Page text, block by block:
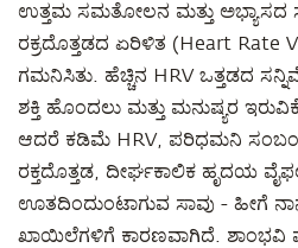
ಉತ್ತಮ ಸಮತೋಲನ ಮತ್ತು
ರಕ್ರದೊತ್ತಡದ ಏರಿಳಿತ (Heart Rate
ಗಮನಿಸಿತು. ಹೆಚ್ಚಿನ HRV ಒತ್ತಡದ
ಶಕ್ತಿ ಹೊಂದಲು ಮತ್ತು ಮನುಷ್ಯರ
ಆದರೆ ಕಡಿಮೆ HRV, ಪರಿಧಮನಿ
ರಕ್ತದೊತ್ತಡ, ದೀರ್ಘಕಾಲಿಕ ಹೃದಯ
ಊತದಿಂದುಂಟಾಗುವ ಸಾವು - ಹೀಗೆ
ಖಾಯಿಲೆಗಳಿಗೆ ಕಾರಣವಾಗಿದೆ. ಶಾಂಭವಿ